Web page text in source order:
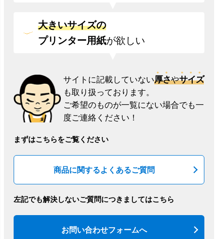
大きいサイズの
プリンター用紙が欲しい
サイトに記載していない厚さやサイズ
も取り扱っております。
ご希望のものが一覧にない場合でも一
度ご連絡ください！
まずはこちらをご覧ください
商品に関するよくあるご質問
左記でも解決しないご質問につきましてはこちら
お問い合わせフォームへ